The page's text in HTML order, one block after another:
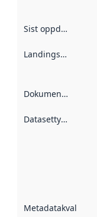
Sist oppdatert
Landingsside
Dokumentasjon
Datasettype
Metadatakvalitet